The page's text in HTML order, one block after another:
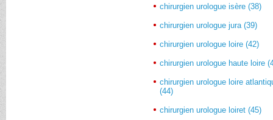
chirurgien urologue isère (38)
chirurgien urologue jura (39)
chirurgien urologue loire (42)
chirurgien urologue haute loire
chirurgien urologue loire
(44)
chirurgien urologue loiret (45)